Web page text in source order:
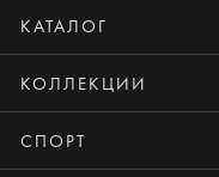
КАТАЛОГ
КОЛЛЕКЦИИ
СПОРТ